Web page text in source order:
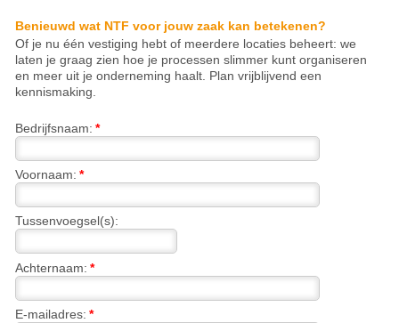
Benieuwd wat NTF voor jouw zaak kan betekenen?
Of je nu één vestiging hebt of meerdere locaties beheert: we
laten je graag zien hoe je processen slimmer kunt organiseren
en meer uit je onderneming haalt. Plan vrijblijvend een
kennismaking.
Bedrijfsnaam: *
Voornaam: *
Tussenvoegsel(s):
Achternaam: *
E-mailadres: *